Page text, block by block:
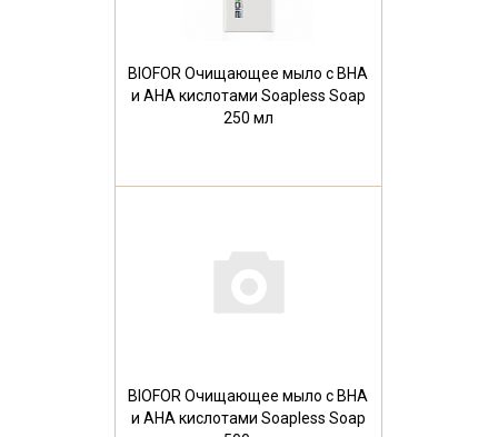
BIOFOR Очищающее мыло с ВНА
и АНА кислотами Soapless Soap
250 мл
BIOFOR Очищающее мыло с ВНА
и АНА кислотами Soapless Soap